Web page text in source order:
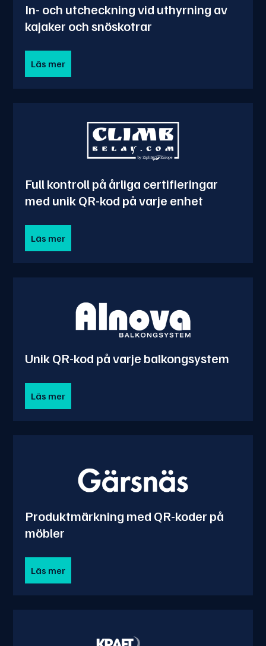
In- och utcheckning vid uthyrning av
kajaker och snöskotrar
Läs mer
Full kontroll på årliga certifieringar
med unik QR-kod på varje enhet
Läs mer
Unik QR-kod på varje balkongsystem
Läs mer
Produktmärkning med QR-koder på
möbler
Läs mer